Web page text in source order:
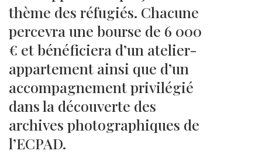
thème des réfugiés. Chacune
percevra une bourse de 6 000
€ et bénéficiera d’un atelier-
appartement ainsi que d’un
accompagnement privilégié
dans la découverte des
archives photographiques de
l’ECPAD.